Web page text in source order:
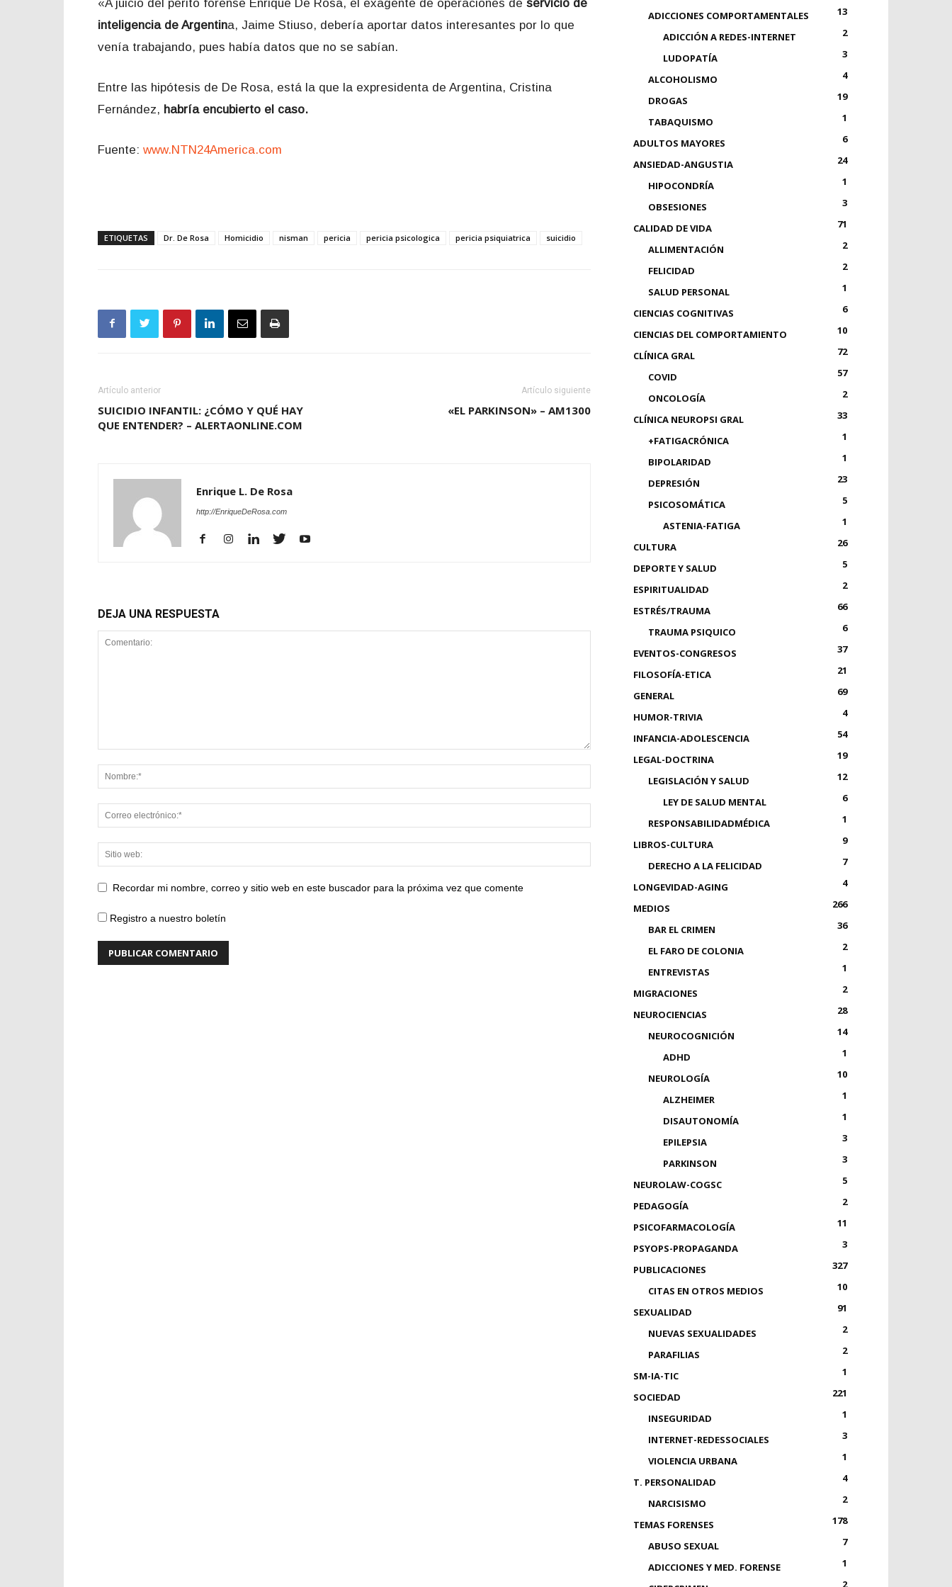
«A juicio del perito forense Enrique De Rosa, el exagente de operaciones de servicio de
inteligencia de Argentina, Jaime Stiuso, debería aportar datos interesantes por lo que
venía trabajando, pues había datos que no se sabían.
Entre las hipótesis de De Rosa, está la que la expresidenta de Argentina, Cristina
Fernández, habría encubierto el caso.
Fuente: www.NTN24America.com
ETIQUETAS Dr. De Rosa Homicidio nisman pericia pericia psicologica pericia psiquiatrica suicidio
Artículo anterior
SUICIDIO INFANTIL: ¿CÓMO Y QUÉ HAY
QUE ENTENDER? – ALERTAONLINE.COM
Artículo siguiente
«EL PARKINSON» – AM1300
Enrique L. De Rosa
http://EnriqueDeRosa.com
DEJA UNA RESPUESTA
Recordar mi nombre, correo y sitio web en este buscador para la próxima vez que comente
Registro a nuestro boletín
ADICCIONES COMPORTAMENTALES
13
ADICCIÓN A REDES-INTERNET
2
LUDOPATÍA
3
ALCOHOLISMO
4
DROGAS
19
TABAQUISMO
1
ADULTOS MAYORES
6
ANSIEDAD-ANGUSTIA
24
HIPOCONDRÍA
1
OBSESIONES
3
CALIDAD DE VIDA
71
ALLIMENTACIÓN
2
FELICIDAD
2
SALUD PERSONAL
1
CIENCIAS COGNITIVAS
6
CIENCIAS DEL COMPORTAMIENTO
10
CLÍNICA GRAL
72
COVID
57
ONCOLOGÍA
2
CLÍNICA NEUROPSI GRAL
33
+FATIGACRÓNICA
1
BIPOLARIDAD
1
DEPRESIÓN
23
PSICOSOMÁTICA
5
ASTENIA-FATIGA
1
CULTURA
26
DEPORTE Y SALUD
5
ESPIRITUALIDAD
2
ESTRÉS/TRAUMA
66
TRAUMA PSIQUICO
6
EVENTOS-CONGRESOS
37
FILOSOFÍA-ETICA
21
GENERAL
69
HUMOR-TRIVIA
4
INFANCIA-ADOLESCENCIA
54
LEGAL-DOCTRINA
19
LEGISLACIÓN Y SALUD
12
LEY DE SALUD MENTAL
6
RESPONSABILIDADMÉDICA
1
LIBROS-CULTURA
9
DERECHO A LA FELICIDAD
7
LONGEVIDAD-AGING
4
MEDIOS
266
BAR EL CRIMEN
36
EL FARO DE COLONIA
2
ENTREVISTAS
1
MIGRACIONES
2
NEUROCIENCIAS
28
NEUROCOGNICIÓN
14
ADHD
1
NEUROLOGÍA
10
ALZHEIMER
1
DISAUTONOMÍA
1
EPILEPSIA
3
PARKINSON
3
NEUROLAW-COGSC
5
PEDAGOGÍA
2
PSICOFARMACOLOGÍA
11
PSYOPS-PROPAGANDA
3
PUBLICACIONES
327
CITAS EN OTROS MEDIOS
10
SEXUALIDAD
91
NUEVAS SEXUALIDADES
2
PARAFILIAS
2
SM-IA-TIC
1
SOCIEDAD
221
INSEGURIDAD
1
INTERNET-REDESSOCIALES
3
VIOLENCIA URBANA
1
T. PERSONALIDAD
4
NARCISISMO
2
TEMAS FORENSES
178
ABUSO SEXUAL
7
ADICCIONES Y MED. FORENSE
1
2